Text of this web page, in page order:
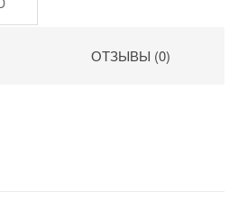
ОТЗЫВЫ (0)